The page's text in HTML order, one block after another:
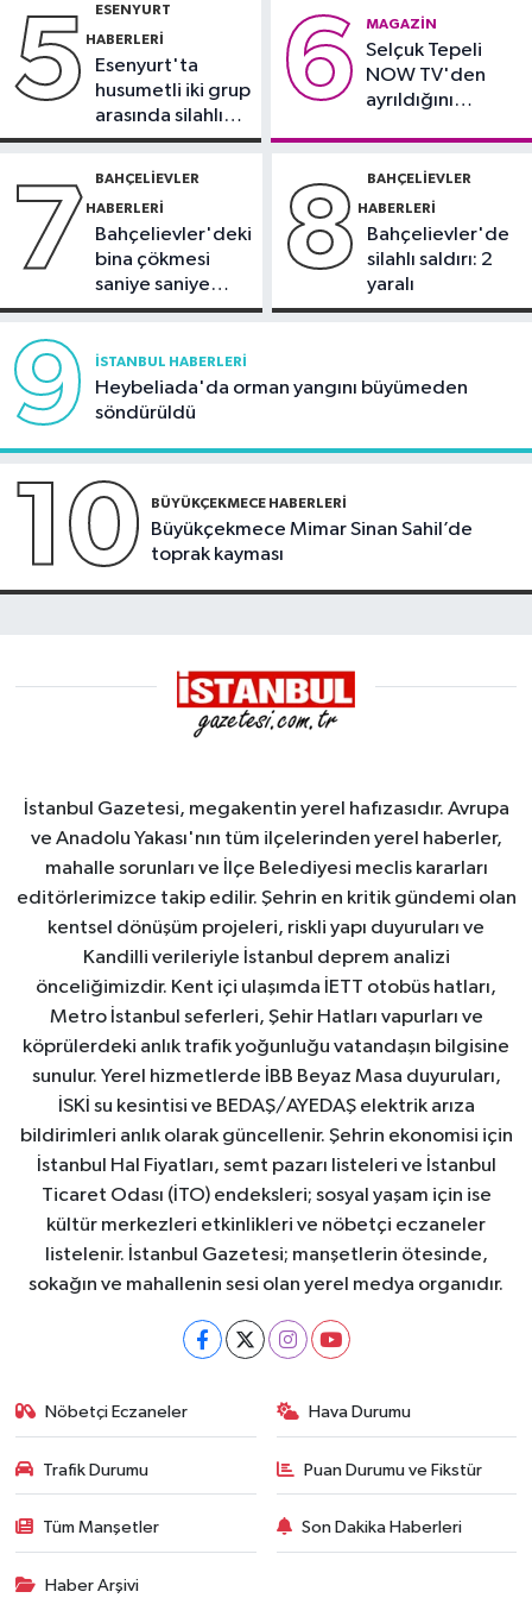
demeyin, önlemini alın
5 ESENYURT
HABERLERI
Esenyurt'ta
husumetli iki grup
arasında silahlı
kavga
6 MAGAZIN
Selçuk Tepeli
NOW TV'den
ayrıldığını
7 BAHÇELIEVLER
HABERLERI
Bahçelievler'deki
bina çökmesi
saniye saniye
görüntülendi
8 BAHÇELIEVLER
HABERLERI
Bahçelievler'de
silahlı saldırı: 2
yaralı
9 İSTANBUL HABERLERI
Heybeliada'da orman yangını büyümeden
söndürüldü
10 BÜYÜKÇEKMECE HABERLERI
Büyükçekmece Mimar Sinan Sahil’de
toprak kayması
İstanbul Gazetesi, megakentin yerel hafızasıdır. Avrupa
ve Anadolu Yakası'nın tüm ilçelerinden yerel haberler,
mahalle sorunları ve İlçe Belediyesi meclis kararları
editörlerimizce takip edilir. Şehrin en kritik gündemi olan
kentsel dönüşüm projeleri, riskli yapı duyuruları ve
Kandilli verileriyle İstanbul deprem analizi
önceliğimizdir. Kent içi ulaşımda İETT otobüs hatları,
Metro İstanbul seferleri, Şehir Hatları vapurları ve
köprülerdeki anlık trafik yoğunluğu vatandaşın bilgisine
sunulur. Yerel hizmetlerde İBB Beyaz Masa duyuruları,
İSKİ su kesintisi ve BEDAŞ/AYEDAŞ elektrik arıza
bildirimleri anlık olarak güncellenir. Şehrin ekonomisi için
İstanbul Hal Fiyatları, semt pazarı listeleri ve İstanbul
Ticaret Odası (İTO) endeksleri; sosyal yaşam için ise
kültür merkezleri etkinlikleri ve nöbetçi eczaneler
listelenir. İstanbul Gazetesi; manşetlerin ötesinde,
sokağın ve mahallenin sesi olan yerel medya organıdır.
Nöbetçi Eczaneler Hava Durumu
Trafik Durumu Puan Durumu ve Fikstür
Tüm Manşetler Son Dakika Haberleri
Haber Arşivi